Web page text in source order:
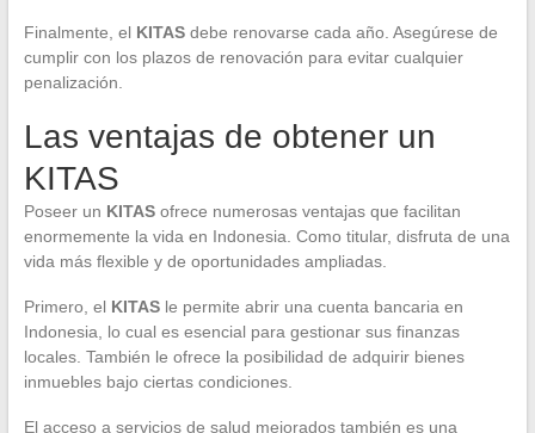
Finalmente, el KITASdebe renovarse cada año. Asegúrese de
cumplir con los plazos de renovación para evitar cualquier
penalización.
Las ventajas de obtener un
KITAS
Poseer un KITASofrece numerosas ventajas que facilitan
enormemente la vida en Indonesia. Como titular, disfruta de una
vida más flexible y de oportunidades ampliadas.
Primero, el KITASle permite abrir una cuenta bancaria en
Indonesia, lo cual es esencial para gestionar sus finanzas
locales. También le ofrece la posibilidad de adquirir bienes
inmuebles bajo ciertas condiciones.
El acceso a servicios de salud mejorados también es una